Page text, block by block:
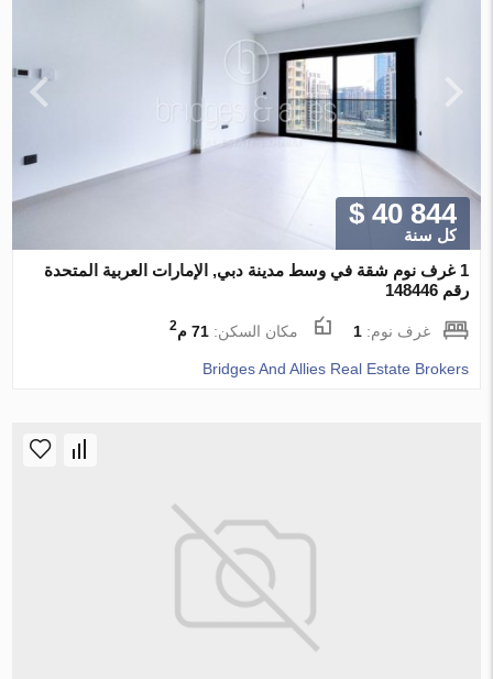
$ 40 844
كل سنة
1 غرف نوم شقة في وسط مدينة دبي, الإمارات العربية المتحدة
رقم 148446
غرف نوم:1 مكان السكن:71 م 2
Bridges And Allies Real Estate Brokers